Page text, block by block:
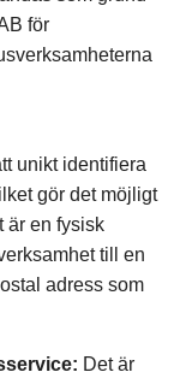
för
unikt identifiera
gör det möjligt
är en fysisk
till en
adress som
Det är